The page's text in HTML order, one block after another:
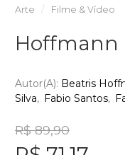
Arte Filme & Vídeo
Hoffmann
Autor(a): Beatris
Silva
Fabio Santos
R$ 89,90